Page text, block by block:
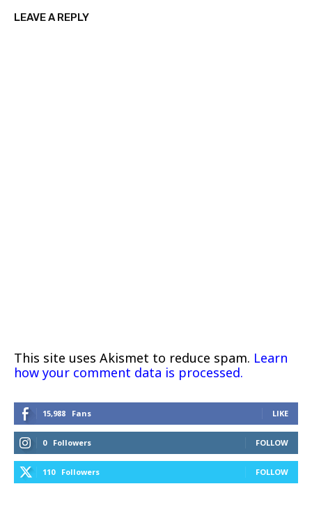
LEAVE A REPLY
This site uses Akismet to reduce spam. Learn
how your comment data is processed.
15,988 Fans LIKE
0 Followers FOLLOW
110 Followers FOLLOW